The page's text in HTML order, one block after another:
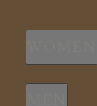
新商品